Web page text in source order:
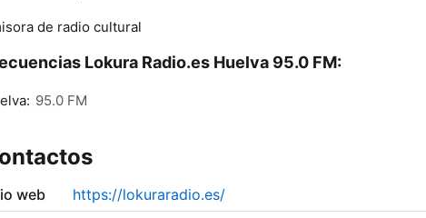
de radio cultural
Lokura Radio.es Huelva 95.0 FM:
95.0 FM
web
https://lokuraradio.es/